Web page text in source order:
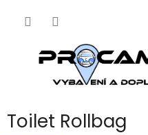
Toilet Rollbag